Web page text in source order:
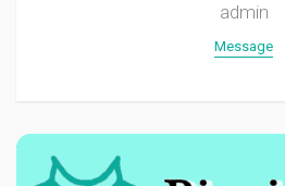
admin
Message